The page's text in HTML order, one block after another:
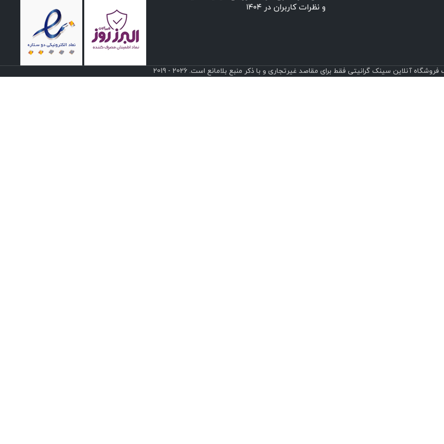
و نظرات کاربران در ۱۴۰۴
آنلاین سینک گرانیتی فقط برای مقاصد غیرتجاری و با ذکر منبع بلامانع است. 2026 - 2019